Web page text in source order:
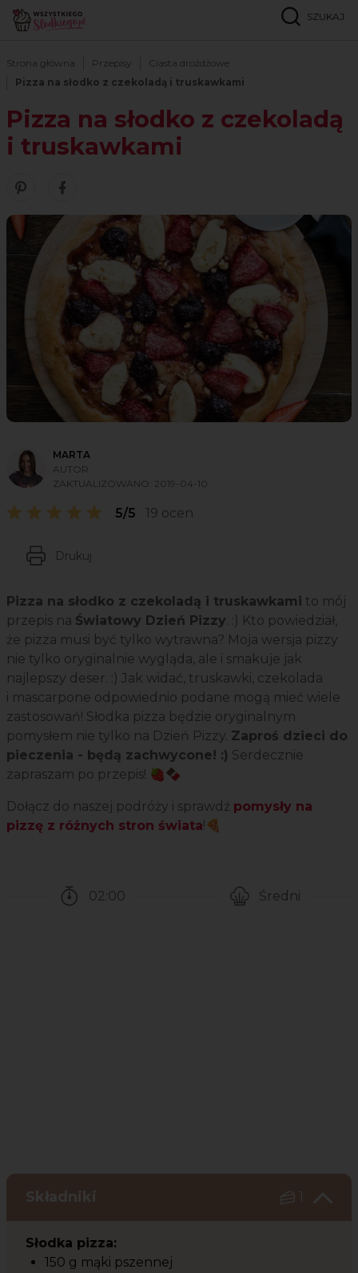
SZUKAJ
Strona główna Przepisy
Ciasta drożdżowe
Pizza na słodko z czekoladą i truskawkami
Pizza na słodko z czekoladą
i truskawkami
Zobacz nasze piny w serwisie Pinterest
Udostępnij ten przepis w serwisie Facebook
MARTA
AUTOR
ZAKTUALIZOWANO: 2019-04-10
5/5 19 ocen
Drukuj
Pizza na słodko z czekoladą i truskawkami to mój
przepis na Światowy Dzień Pizzy. :) Kto powiedział,
że pizza musi być tylko wytrawna? Moja wersja pizzy
nie tylko oryginalnie wygląda, ale i smakuje jak
najlepszy deser. :) Jak widać, truskawki, czekolada
i mascarpone odpowiednio podane mogą mieć wiele
zastosowań! Słodka pizza będzie oryginalnym
pomysłem nie tylko na Dzień Pizzy. Zaproś dzieci do
pieczenia - będą zachwycone! :) Serdecznie
zapraszam po przepis! 🍓🍫
Dołącz do naszej podróży i sprawdź pomysły na
pizzę z różnych stron świata!🍕
02:00
Średni
Składniki 1
Słodka pizza:
150 g mąki pszennej